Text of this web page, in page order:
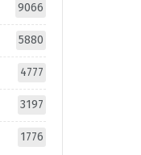
9066
5880
4777
3197
1776